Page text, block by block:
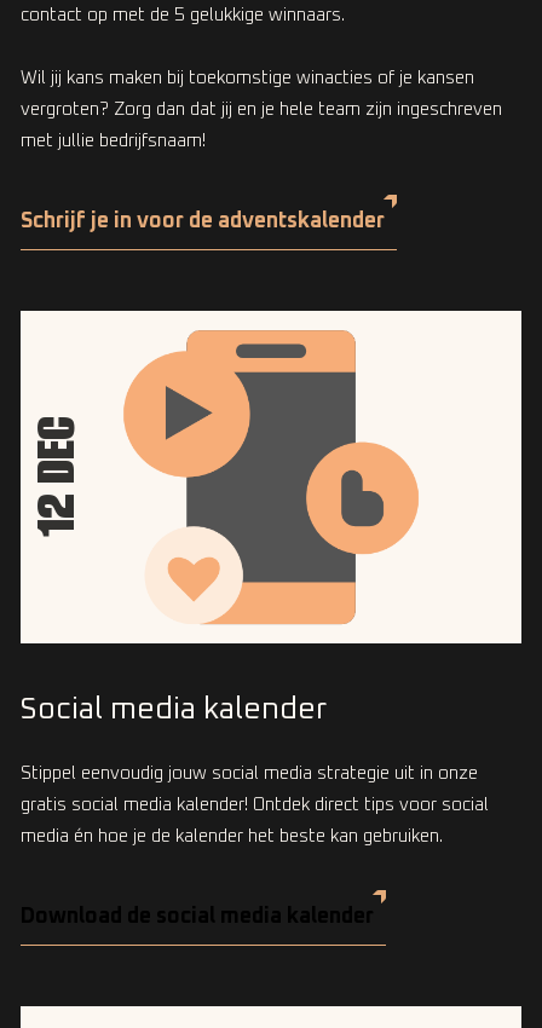
contact op met de 5 gelukkige winnaars.
Wil jij kans maken bij toekomstige winacties of je kansen
vergroten? Zorg dan dat jij en je hele team zijn ingeschreven
met jullie bedrijfsnaam!
Schrijf je in voor de adventskalender
Social media kalender
Stippel eenvoudig jouw social media strategie uit in onze
gratis social media kalender! Ontdek direct tips voor social
media én hoe je de kalender het beste kan gebruiken.
Download de social media kalender
12 DEC